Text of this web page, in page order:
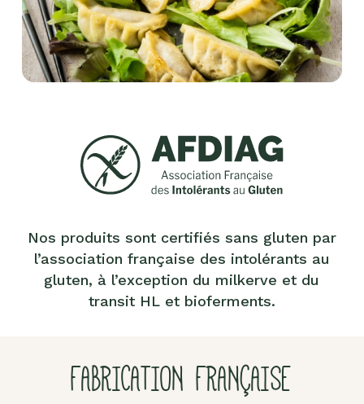
Nos produits sont certifiés sans gluten par
l’association française des intolérants au
gluten, à l’exception du milkerve et du
transit HL et bioferments.
FABRICATION FRANÇAISE